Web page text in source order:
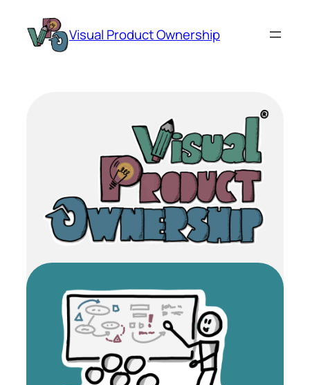
Inhalt
springen
Visual Product Ownership